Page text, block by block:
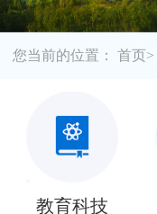
您当前的位置：首页>
教育科技